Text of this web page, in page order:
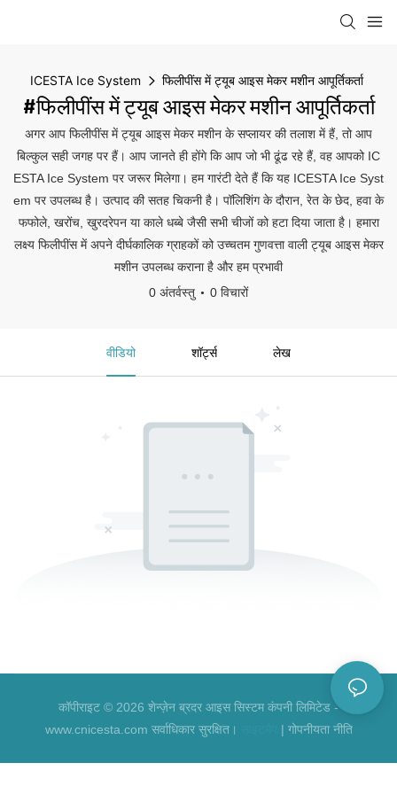
ICESTA Ice System फिलीपींस में ट्यूब आइस मेकर मशीन आपूर्तिकर्ता
#फिलीपींस में ट्यूब आइस मेकर मशीन आपूर्तिकर्ता
अगर आप फिलीपींस में ट्यूब आइस मेकर मशीन के सप्लायर की तलाश में हैं, तो आप
बिल्कुल सही जगह पर हैं। आप जानते ही होंगे कि आप जो भी ढूंढ रहे हैं, वह आपको IC
ESTA Ice System पर जरूर मिलेगा। हम गारंटी देते हैं कि यह ICESTA Ice Syst
em पर उपलब्ध है। उत्पाद की सतह चिकनी है। पॉलिशिंग के दौरान, रेत के छेद, हवा के
फफोले, खरोंच, खुरदरेपन या काले धब्बे जैसी सभी चीजों को हटा दिया जाता है। हमारा
लक्ष्य फिलीपींस में अपने दीर्घकालिक ग्राहकों को उच्चतम गुणवत्ता वाली ट्यूब आइस मेकर
मशीन उपलब्ध कराना है और हम प्रभावी
0 अंतर्वस्तु
0 विचारों
वीडियो शॉर्ट्स लेख
कॉपीराइट © 2026 शेन्ज़ेन ब्रदर आइस सिस्टम कंपनी लिमिटेड -
www.cnicesta.com सर्वाधिकार सुरक्षित।
| गोपनीयता नीति